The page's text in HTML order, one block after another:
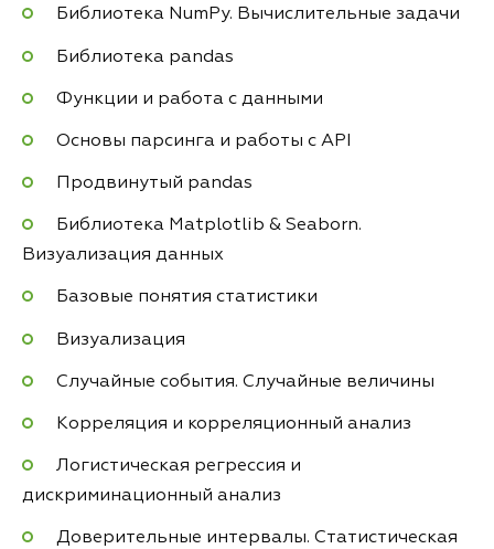
Библиотека NumPy. Вычислительные задачи
Библиотека pandas
Функции и работа с данными
Основы парсинга и работы с API
Продвинутый pandas
Библиотека Matplotlib & Seaborn.
Визуализация данных
Базовые понятия статистики
Визуализация
Случайные события. Случайные величины
Корреляция и корреляционный анализ
Логистическая регрессия и
дискриминационный анализ
Доверительные интервалы. Статистическая